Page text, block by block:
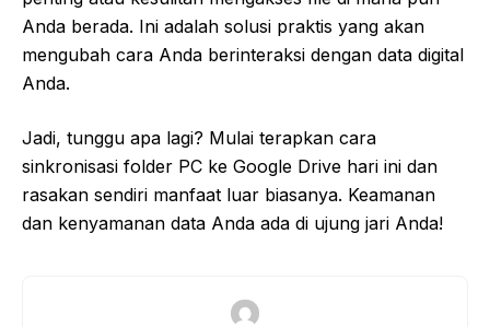
Anda berada. Ini adalah solusi praktis yang akan
mengubah cara Anda berinteraksi dengan data digital
Anda.
Jadi, tunggu apa lagi? Mulai terapkan cara
sinkronisasi folder PC ke Google Drive hari ini dan
rasakan sendiri manfaat luar biasanya. Keamanan
dan kenyamanan data Anda ada di ujung jari Anda!